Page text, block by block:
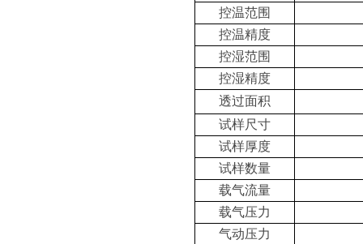
控温范围
控温精度
控湿范围
控湿精度
透过面积
试样尺寸
试样厚度
试样数量
载气流量
载气压力
气动压力